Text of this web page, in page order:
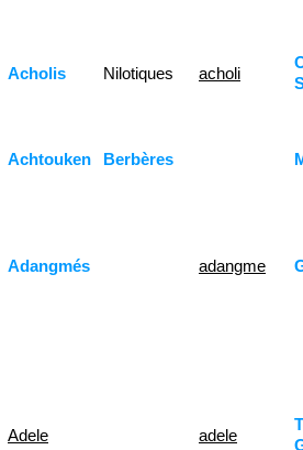
Acholis Nilotiques acholi
Achtouken
Berbères
Adangmés adangme
Adele adele